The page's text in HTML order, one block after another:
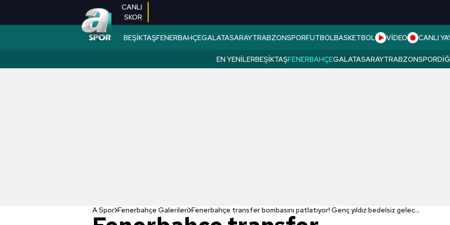
CANLI
SKOR
BEŞİKTAŞFENERBAHÇEGALATASARAYTRABZONSPORFUTBOLBASKETBOL VİDEO CANLI
EN YENILERBEŞIKTAŞFENERBAHÇEGALATASARAYTRABZONSPOR
A Spor Fenerbahçe Galerileri Fenerbahçe transfer bombasını patlatıyor! Genç yıldız bedelsiz gelecek